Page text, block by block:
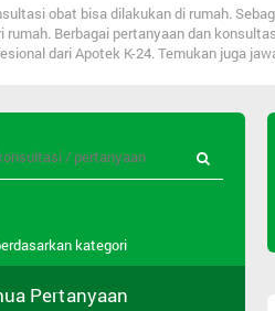
obat bisa dilakukan di rumah.
rumah. Berbagai pertanyaan dan
dari Apotek K-24. Temukan juga
kategori
Pertanyaan